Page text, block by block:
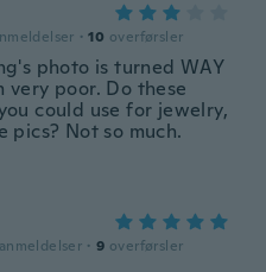
· 10 overførsler
photo is turned WAY
poor. Do these
could use for jewelry,
pics? Not so much.
anmeldelser · 9 overførsler